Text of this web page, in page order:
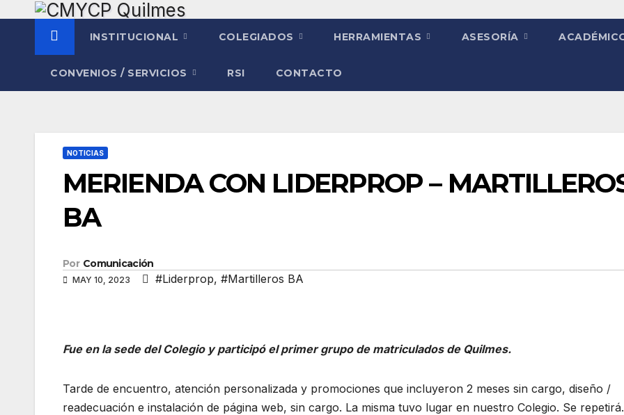
contenido
INSTITUCIONAL COLEGIADOS HERRAMIENTAS ASESORÍA
CONVENIOS / SERVICIOS RSI CONTACTO
NOTICIAS
MERIENDA CON LIDERPROP –
BA
Por Comunicación
MAY 10, 2023 #Liderprop, #Martilleros BA
Fue en la sede del Colegio y participó el primer grupo de matriculados de Quilmes.
Tarde de encuentro, atención personalizada y promociones que incluyeron 2 meses sin cargo, diseño /
readecuación e instalación de página web, sin cargo. La misma tuvo lugar en nuestro Colegio. Se